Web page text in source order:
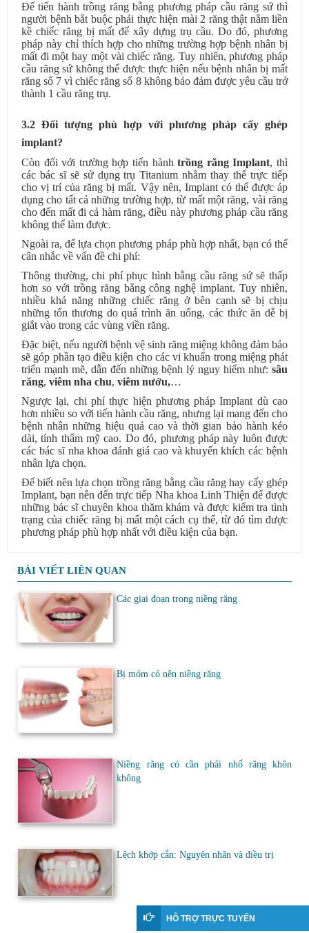
Để tiến hành trồng răng bằng phương pháp cầu răng sứ thì
người bệnh bắt buộc phải thực hiện mài 2 răng thật nằm liền
kề chiếc răng bị mất để xây dựng trụ cầu. Do đó, phương
pháp này chỉ thích hợp cho những trường hợp bệnh nhân bị
mất đi một hay một vài chiếc răng. Tuy nhiên, phương pháp
cầu răng sứ không thể được thực hiện nếu bệnh nhân bị mất
răng số 7 vì chiếc răng số 8 không bảo đảm được yêu cầu trở
thành 1 cầu răng trụ.
3.2 Đối tượng phù hợp với phương pháp cấy ghép
implant?
Còn đối với trường hợp tiến hànhtrồng răng Implant, thì
các bác sĩ sẽ sử dụng trụ Titanium nhằm thay thế trực tiếp
cho vị trí của răng bị mất. Vậy nên, Implant có thể được áp
dụng cho tất cả những trường hợp, từ mất một răng, vài răng
cho đến mất đi cả hàm răng, điều này phương pháp cầu răng
không thể làm được.
Ngoài ra, để lựa chọn phương pháp phù hợp nhất, bạn có thể
cân nhắc về vấn đề chi phí:
Thông thường, chi phí phục hình bằng cầu răng sứ sẽ thấp
hơn so với trồng răng bằng công nghệ implant. Tuy nhiên,
nhiều khả năng những chiếc răng ở bên cạnh sẽ bị chịu
những tổn thương do quá trình ăn uống, các thức ăn dễ bị
giắt vào trong các vùng viền răng.
Đặc biệt, nếu người bệnh vệ sinh răng miệng không đảm bảo
sẽ góp phần tạo điều kiện cho các vi khuẩn trong miệng phát
triển mạnh mẽ, dẫn đến những bệnh lý nguy hiểm như: sâu
răng, viêm nha chu, viêm nướu,…
Ngược lại, chi phí thực hiện phương pháp Implant dù cao
hơn nhiều so với tiến hành cầu răng, nhưng lại mang đến cho
bệnh nhân những hiệu quả cao và thời gian bảo hành kéo
dài, tính thẩm mỹ cao. Do đó, phương pháp này luôn được
các bác sĩ nha khoa đánh giá cao và khuyến khích các bệnh
nhân lựa chọn.
Để biết nên lựa chọn trồng răng bằng cầu răng hay cấy ghép
Implant, bạn nên đến trực tiếp Nha khoa Linh Thiện để được
những bác sĩ chuyên khoa thăm khám và được kiểm tra tình
trạng của chiếc răng bị mất một cách cụ thể, từ đó tìm được
phương pháp phù hợp nhất với điều kiện của bạn.
BÀI VIẾT LIÊN QUAN
Các giai đoạn trong niềng răng
Bị móm có nên niềng răng
Niềng răng có cần phải nhổ răng khôn
không
Lệch khớp cắn: Nguyên nhân và điều trị
HỖ TRỢ TRỰC TUYẾN